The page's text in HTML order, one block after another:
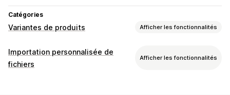
Catégories
Variantes de produits Afficher les fonctionnalités
Personnalisation
Cases à cocher
Importation personnalisée de
fichiers
Afficher les fonctionnalités